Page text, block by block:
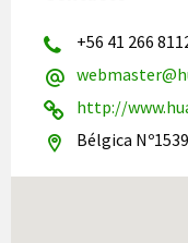
+56 41 266
http://
Bélgica